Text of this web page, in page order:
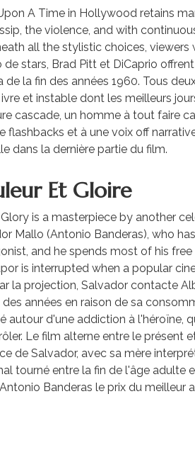
A Time in Hollywood retains
the violence, and with
all the stylistic choices,
de stars, Brad Pitt et DiCaprio
de la fin des années 1960. Tous
et instable dont les meilleurs
cascade, un homme à tout faire
flashbacks et à une voix off
dans la dernière partie du film.
Et Gloire
Glory is a masterpiece by another
Mallo (Antonio Banderas), who
and he spends most of his
is interrupted when a popular
la projection, Salvador contacte
années en raison de sa
autour d'une addiction à l'héroïne,
Le film alterne entre le présent
de Salvador, avec sa mère
tourné entre la fin de l'âge adulte
Banderas le prix du meilleur